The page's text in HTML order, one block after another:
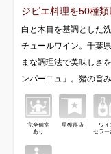
ジビエ料理を50種
白と木目を基調とした
チュールワイン。千葉
まな調理法で美味しさ
ンパーニュ」。猪の旨
完全個室
あり
星獲得店
ワイ
セラー